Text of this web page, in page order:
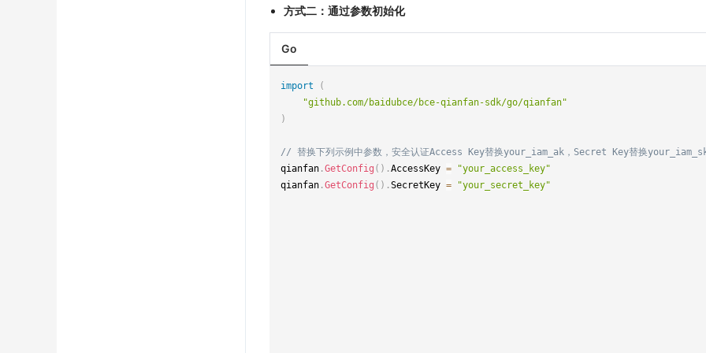
方式二：通过参数初始化
Go
import
(
"github.com/baidubce/bce-qianfan-sdk/go/qianfan"
)
// 替换下列示例中参数，安全认证Access Key替换your_iam_ak，Secret Key替换
qianfan .GetConfig ( ) .AccessKey =
"your_access_key"
qianfan .GetConfig ( ) .SecretKey = "your_secret_key"